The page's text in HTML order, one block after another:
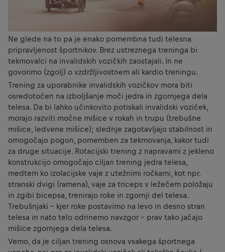
Ne glede na to pa je enako pomembna tudi telesna
pripravljenost športnikov. Brez ustreznega treninga bi
tekmovalci na invalidskih vozičkih zaostajali. In ne
govorimo (zgolj) o vzdržljivostnem ali kardio treningu.
Trening za uporabnike invalidskih vozičkov mora biti
osredotočen na izboljšanje moči jedra in zgornjega dela
telesa. Da bi lahko učinkovito potiskali invalidski voziček,
morajo razviti močne mišice v rokah in trupu (trebušne
mišice, ledvene mišice); slednje zagotavljajo stabilnost in
omogočajo pogon, pomemben za tekmovanja, kakor tudi
za druge situacije. Rotacijski trening z napravami z jekleno
konstrukcijo omogočajo ciljan trening jedra telesa,
medtem ko izolacijske vaje z utežnimi ročkami, kot npr.
stranski dvigi (ramena), vaje za triceps v ležečem položaju
in zgibi bicepsa, trenirajo roke in zgornji del telesa.
Trebušnjaki – kjer roke postavimo na levo in desno stran
telesa in nato telo odrinemo navzgor – prav tako jačajo
mišice zgornjega dela telesa.
Vemo, da je ciljan trening osnova vsakega športnega